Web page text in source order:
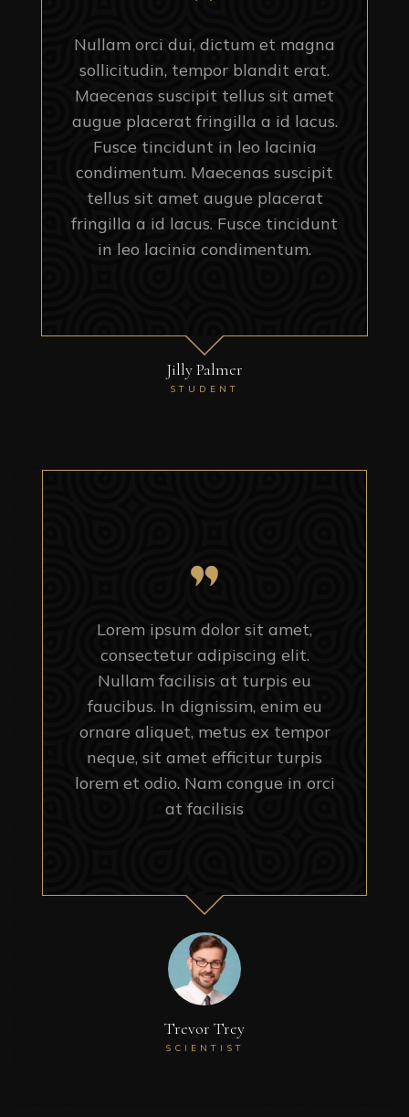
Nullam orci dui, dictum et magna
sollicitudin, tempor blandit erat.
Maecenas suscipit tellus sit amet
augue placerat fringilla a id lacus.
Fusce tincidunt in leo lacinia
condimentum. Maecenas suscipit
tellus sit amet augue placerat
fringilla a id lacus. Fusce tincidunt
in leo lacinia condimentum.
Jilly Palmer
STUDENT
Lorem ipsum dolor sit amet,
consectetur adipiscing elit.
Nullam facilisis at turpis eu
faucibus. In dignissim, enim eu
ornare aliquet, metus ex tempor
neque, sit amet efficitur turpis
lorem et odio. Nam congue in orci
at facilisis
Trevor Trey
SCIENTIST